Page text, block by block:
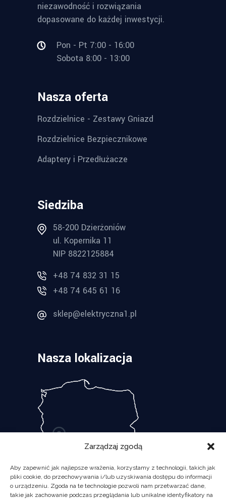
Zarządzaj zgodą
Aby zapewnić jak najlepsze wrażenia, korzystamy z technologii, takich jak
pliki cookie, do przechowywania i/lub uzyskiwania dostępu do informacji
o urządzeniu. Zgoda na te technologie pozwoli nam przetwarzać dane,
takie jak zachowanie podczas przeglądania lub unikalne identyfikatory na
niezawodność i rozwiązania
dopasowane do każdej inwestycji.
Pon - Pt 7:00 - 16:00
Sobota 8:00 - 13:00
Nasza oferta
Rozdzielnice - Zestawy Gniazd
Rozdzielnice Bezpiecznikowe
Adaptery i Przedłużacze
Siedziba
58-200 Dzierżoniów
ul. Kopernika 11
NIP 8822125884
+48 74 832 31 15
+48 74 645 61 16
sklep@elektryczna1.pl
Nasza lokalizacja